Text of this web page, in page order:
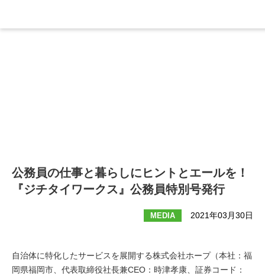
公務員の仕事と暮らしにヒントとエールを！
『ジチタイワークス』公務員特別号発行
MEDIA 2021年03月30日
自治体に特化したサービスを展開する株式会社ホープ（本社：福
岡県福岡市、代表取締役社長兼CEO：時津孝康、証券コード：